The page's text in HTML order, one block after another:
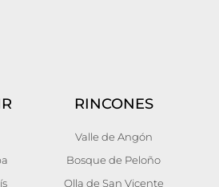
RINCONES
Valle de Angón
Bosque de Peloño
Olla de San Vicente